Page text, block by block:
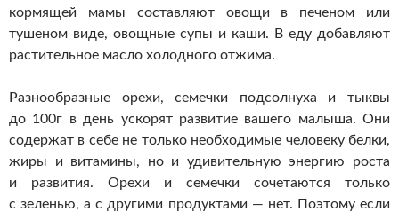
кормящей мамы составляют овощи в печеном или
тушеном виде, овощные супы и каши. В еду добавляют
растительное масло холодного отжима.
Разнообразные орехи, семечки подсолнуха и тыквы
до 100г в день ускорят развитие вашего малыша. Они
содержат в себе не только необходимые человеку белки,
жиры и витамины, но и удивительную энергию роста
и развития. Орехи и семечки сочетаются только
с зеленью, а с другими продуктами — нет. Поэтому если